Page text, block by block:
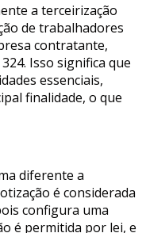
a terceirização
de trabalhadores
contratante,
Isso significa que
essenciais,
finalidade, o que
diferente a
é considerada
configura uma
é permitida por lei, e